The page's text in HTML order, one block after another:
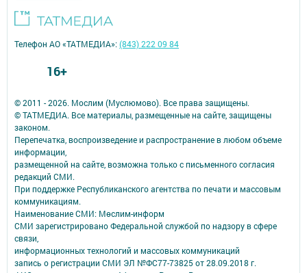
© 2011 - 2026. Мослим (Муслюмово). Все права защищены.
© ТАТМЕДИА. Все материалы, размещенные на сайте, защищены
законом.
Перепечатка, воспроизведение и распространение в любом объеме
информации,
размещенной на сайте, возможна только с письменного согласия
редакций СМИ.
При поддержке Республиканского агентства по печати и массовым
коммуникациям.
Наименование СМИ: Мөслим-информ
СМИ зарегистрировано Федеральной службой по надзору в сфере
связи,
информационных технологий и массовых коммуникаций
запись о регистрации СМИ ЭЛ №ФС77-73825 от 28.09.2018 г.
Телефон АО «ТАТМЕДИА»:(843) 222 09 84
16+